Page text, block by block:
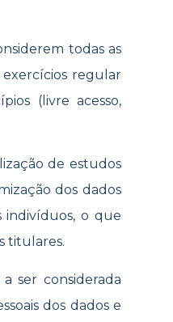
todas as
exercícios regular
(livre acesso,
de estudos
dos dados
indivíduos, o que
titulares.
ser considerada
dos dados e